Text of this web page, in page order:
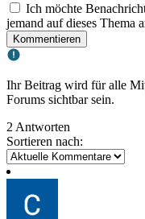
Ich möchte
jemand auf dieses Thema
Kommentieren
Ihr Beitrag wird für alle
Forums sichtbar sein.
2 Antworten
Sortieren nach: